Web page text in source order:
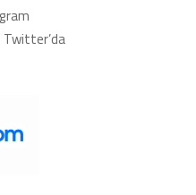
Twitter’da